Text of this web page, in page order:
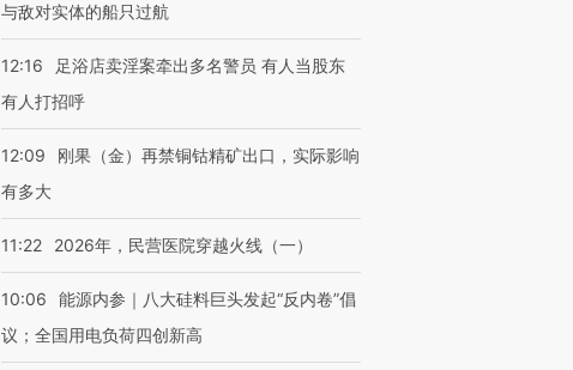
与敌对实体的船只过航
12:16
足浴店卖淫案牵出多名警员 有人当股东
有人打招呼
12:09
刚果（金）再禁铜钴精矿出口，实际影响
有多大
11:22 2026年，民营医院穿越火线（一）
10:06
能源内参｜八大硅料巨头发起“反内卷”倡
议；全国用电负荷四创新高